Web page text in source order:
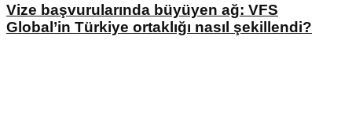
Vize başvurularında büyüyen ağ: VFS
Global’in Türkiye ortaklığı nasıl şekillendi?